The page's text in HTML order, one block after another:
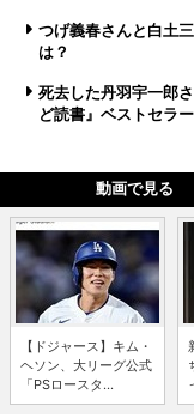
つげ義春さんと白土
は？
死去した丹羽宇一郎
ど読書』ベストセラ
動画で見る
【ドジャース】キム・
ヘソン、大リーグ公式
「PSロースタ...